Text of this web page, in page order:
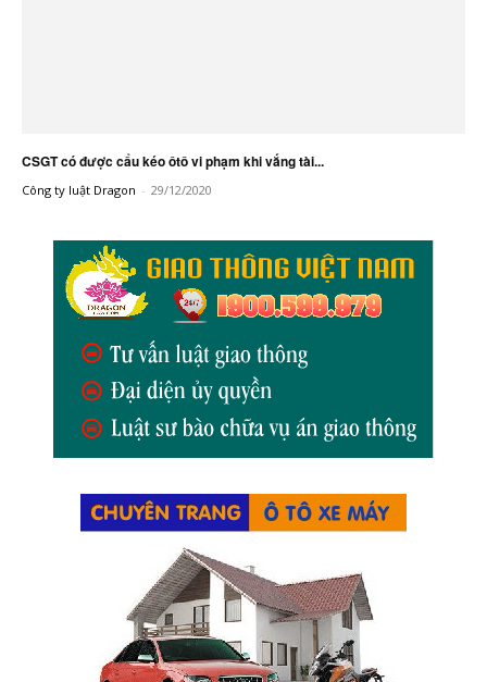
CSGT có được cẩu kéo ôtô vi phạm khi vắng tài...
Công ty luật Dragon - 29/12/2020